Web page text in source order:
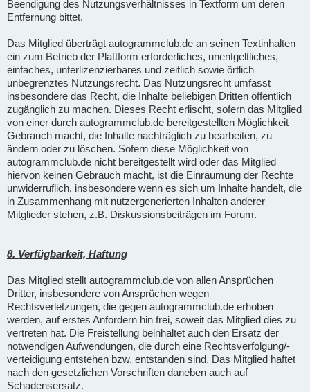
Beendigung des Nutzungsverhältnisses in Textform um deren
Entfernung bittet.
Das Mitglied überträgt autogrammclub.de an seinen Textinhalten
ein zum Betrieb der Plattform erforderliches, unentgeltliches,
einfaches, unterlizenzierbares und zeitlich sowie örtlich
unbegrenztes Nutzungsrecht. Das Nutzungsrecht umfasst
insbesondere das Recht, die Inhalte beliebigen Dritten öffentlich
zugänglich zu machen. Dieses Recht erlischt, sofern das Mitglied
von einer durch autogrammclub.de bereitgestellten Möglichkeit
Gebrauch macht, die Inhalte nachträglich zu bearbeiten, zu
ändern oder zu löschen. Sofern diese Möglichkeit von
autogrammclub.de nicht bereitgestellt wird oder das Mitglied
hiervon keinen Gebrauch macht, ist die Einräumung der Rechte
unwiderruflich, insbesondere wenn es sich um Inhalte handelt, die
in Zusammenhang mit nutzergenerierten Inhalten anderer
Mitglieder stehen, z.B. Diskussionsbeiträgen im Forum.
8. Verfügbarkeit, Haftung
Das Mitglied stellt autogrammclub.de von allen Ansprüchen
Dritter, insbesondere von Ansprüchen wegen
Rechtsverletzungen, die gegen autogrammclub.de erhoben
werden, auf erstes Anfordern hin frei, soweit das Mitglied dies zu
vertreten hat. Die Freistellung beinhaltet auch den Ersatz der
notwendigen Aufwendungen, die durch eine Rechtsverfolgung/-
verteidigung entstehen bzw. entstanden sind. Das Mitglied haftet
nach den gesetzlichen Vorschriften daneben auch auf
Schadensersatz.